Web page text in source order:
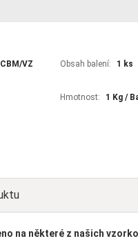
VZ Obsah balení: 1 ks
Hmotnost: 1 Kg /
na některé z našich